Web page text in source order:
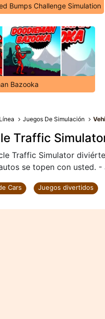
Bumps Challenge Simulation
Bazooka
Juegos De Simulación
Traffic
Traffic Simulator
se topen con usted.
Cars Juegos divertidos